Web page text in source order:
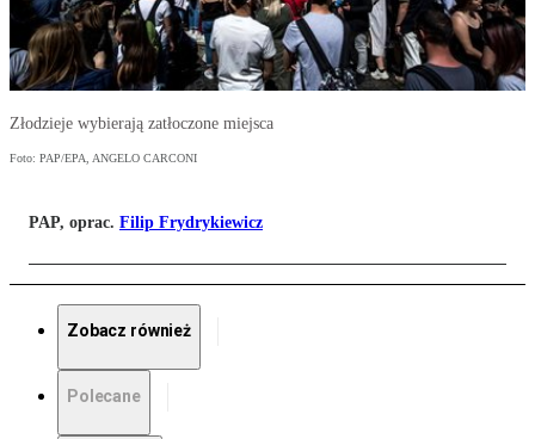
Złodzieje wybierają zatłoczone miejsca
Foto: PAP/EPA, ANGELO CARCONI
PAP, oprac. Filip Frydrykiewicz
Zobacz również
Polecane